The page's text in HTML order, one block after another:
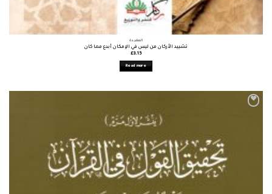
العقيدة
تشييد الأركان من ليس في الإمكان أبدع مما كان
£3.15
Read more